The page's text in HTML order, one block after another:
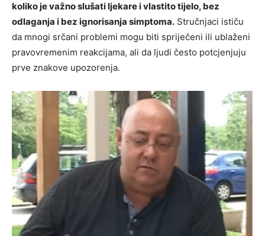
koliko je važno slušati ljekare i vlastito tijelo, bez
odlaganja i bez ignorisanja simptoma. Stručnjaci ističu
da mnogi srčani problemi mogu biti spriječeni ili ublaženi
pravovremenim reakcijama, ali da ljudi često potcjenjuju
prve znakove upozorenja.